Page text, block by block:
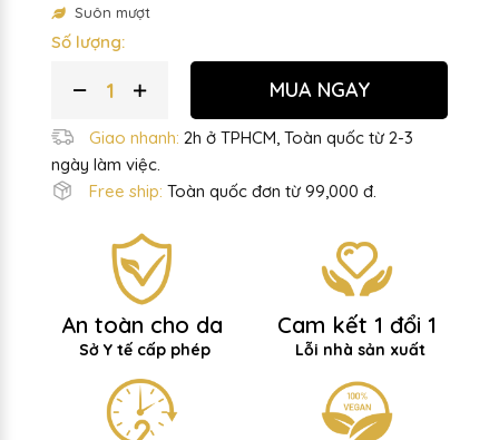
Suôn mượt
Số lượng:
MUA NGAY
Giao nhanh: 2h ở TPHCM, Toàn quốc từ 2-3
ngày làm việc.
Free ship: Toàn quốc đơn từ 99,000 đ.
An toàn cho da
Sở Y tế cấp phép
Cam kết 1 đổi 1
Lỗi nhà sản xuất